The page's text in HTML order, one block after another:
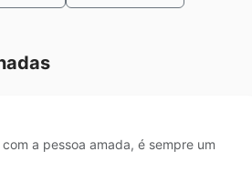
a pessoa amada, é sempre um